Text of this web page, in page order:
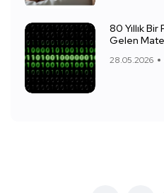
80 Yıllık
Gelen
28.05.2026